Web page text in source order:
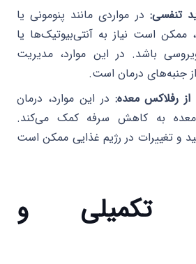
تنفسی: در مواردی مانند پنومونی یا
ممکن است نیاز به آنتی‌بیوتیک‌ها یا
باشد. در این موارد، مدیریت
جنبه‌های درمان است.
رفلاکس معده: در این موارد، درمان
معده به کاهش سرفه کمک می‌کند.
و تغییرات در رژیم غذایی ممکن است
تکمیلی و